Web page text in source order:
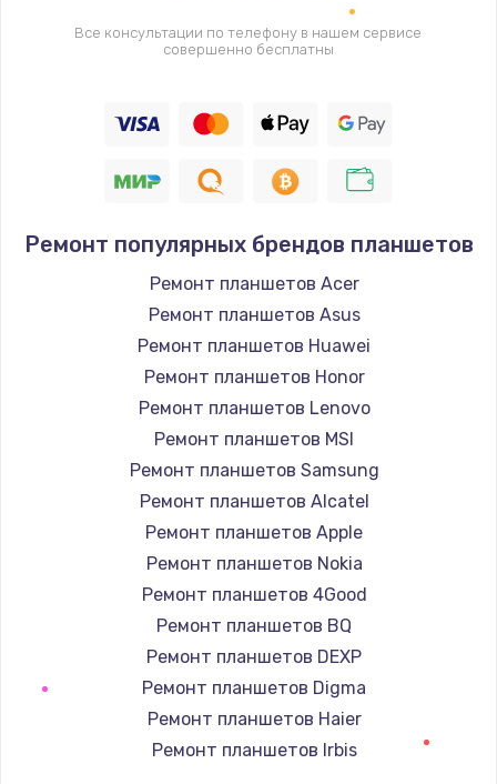
Замена южного моста
2600 руб.
Чистка от пыли
990 руб.
Настройка ОС
1090 руб.
Заказать
Ремонт подсветки
1200 руб.
Заказать
Настройка BIOS
930 руб.
Заказать
Замена SSD
990 руб.
Заказать
Восстановление данных
Все консультации по телефону в нашем сервисе
совершенно бесплатны
Ремонт популярных брендов планшетов
Ремонт планшетов Acer
Ремонт планшетов Asus
Ремонт планшетов Huawei
Ремонт планшетов Honor
Ремонт планшетов Lenovo
Ремонт планшетов MSI
Ремонт планшетов Samsung
Ремонт планшетов Alcatel
Ремонт планшетов Apple
Ремонт планшетов Nokia
Ремонт планшетов 4Good
Ремонт планшетов BQ
Ремонт планшетов DEXP
Ремонт планшетов Digma
Ремонт планшетов Haier
Ремонт планшетов Irbis